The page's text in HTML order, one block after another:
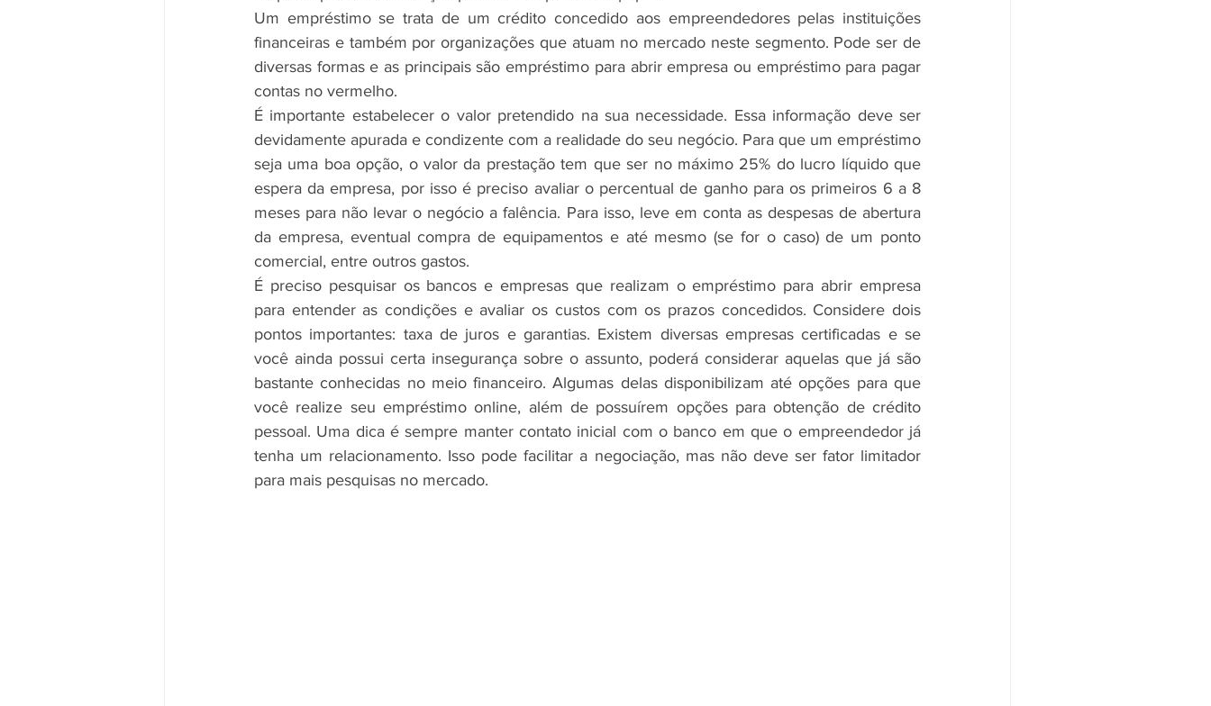
Um empréstimo se trata de um crédito concedido aos empreendedores pelas instituições
financeiras e também por organizações que atuam no mercado neste segmento. Pode ser de
diversas formas e as principais são empréstimo para abrir empresa ou empréstimo para pagar
contas no vermelho.
É importante estabelecer o valor pretendido na sua necessidade. Essa informação deve ser
devidamente apurada e condizente com a realidade do seu negócio. Para que um empréstimo
seja uma boa opção, o valor da prestação tem que ser no máximo 25% do lucro líquido que
espera da empresa, por isso é preciso avaliar o percentual de ganho para os primeiros 6 a 8
meses para não levar o negócio a falência. Para isso, leve em conta as despesas de abertura
da empresa, eventual compra de equipamentos e até mesmo (se for o caso) de um ponto
comercial, entre outros gastos.
É preciso pesquisar os bancos e empresas que realizam o empréstimo para abrir empresa
para entender as condições e avaliar os custos com os prazos concedidos. Considere dois
pontos importantes: taxa de juros e garantias. Existem diversas empresas certificadas e se
você ainda possui certa insegurança sobre o assunto, poderá considerar aquelas que já são
bastante conhecidas no meio financeiro. Algumas delas disponibilizam até opções para que
você realize seu empréstimo online, além de possuírem opções para obtenção de crédito
pessoal. Uma dica é sempre manter contato inicial com o banco em que o empreendedor já
tenha um relacionamento. Isso pode facilitar a negociação, mas não deve ser fator limitador
para mais pesquisas no mercado.